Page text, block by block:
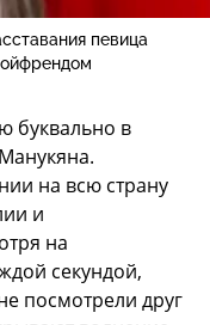
певица
буквально в
на всю страну
и
на
секундой,
посмотрели друг